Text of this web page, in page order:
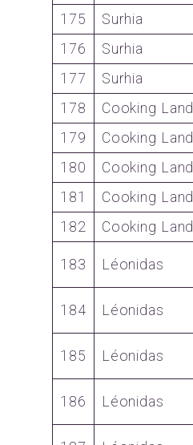
175
Surhia
176
Surhia
177
Surhia
178
Cooking Land
179
Cooking Land
180
Cooking Land
181
Cooking Land
182
Cooking Land
183 Léonidas
184 Léonidas
185 Léonidas
186 Léonidas